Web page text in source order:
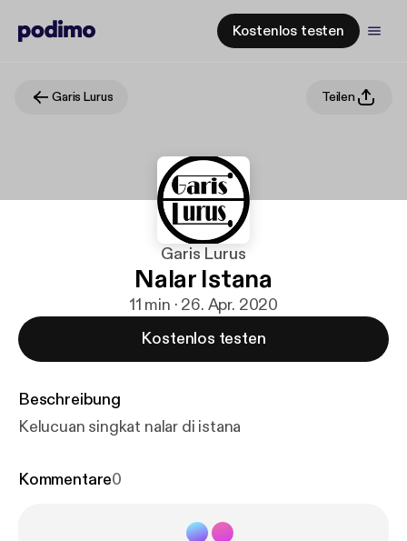
Kostenlos testen
Garis Lurus Teilen
Garis Lurus
Nalar Istana
11 min · 26. Apr. 2020
Kostenlos testen
Beschreibung
Kelucuan singkat nalar di istana
Kommentare0